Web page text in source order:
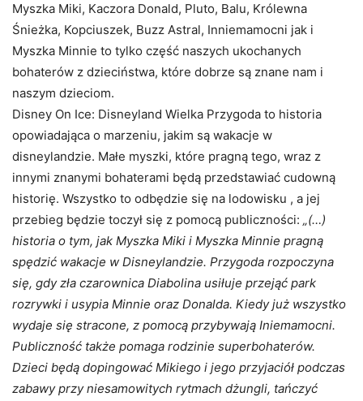
Myszka Miki, Kaczora Donald, Pluto, Balu, Królewna
Śnieżka, Kopciuszek, Buzz Astral, Inniemamocni jak i
Myszka Minnie to tylko część naszych ukochanych
bohaterów z dzieciństwa, które dobrze są znane nam i
naszym dzieciom.
Disney On Ice: Disneyland Wielka Przygoda to historia
opowiadająca o marzeniu, jakim są wakacje w
disneylandzie. Małe myszki, które pragną tego, wraz z
innymi znanymi bohaterami będą przedstawiać cudowną
historię. Wszystko to odbędzie się na lodowisku , a jej
przebieg będzie toczył się z pomocą publiczności: „(…)
historia o tym, jak Myszka Miki i Myszka Minnie pragną
spędzić wakacje w Disneylandzie. Przygoda rozpoczyna
się, gdy zła czarownica Diabolina usiłuje przejąć park
rozrywki i usypia Minnie oraz Donalda. Kiedy już wszystko
wydaje się stracone, z pomocą przybywają Iniemamocni.
Publiczność także pomaga rodzinie superbohaterów.
Dzieci będą dopingować Mikiego i jego przyjaciół podczas
zabawy przy niesamowitych rytmach dżungli, tańczyć